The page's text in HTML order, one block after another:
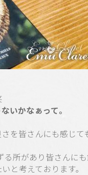
いかなぁって。
を皆さんにも感じて
る所があり皆さんに
と考えております。